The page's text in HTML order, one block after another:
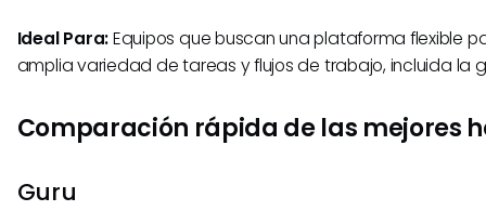
Ideal Para:Equipos que buscan una plataforma flexible
amplia variedad de tareas y flujos de trabajo, incluida la
Comparación rápida de las mejores
Guru